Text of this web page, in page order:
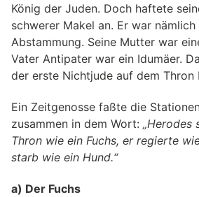
König der Juden. Doch haftete
schwerer Makel an. Er war
Abstammung. Seine Mutter war
Vater Antipater war ein Idumäer.
der erste Nichtjude auf dem Thron
Ein Zeitgenosse faßte die
zusammen in dem Wort: „Herodes
Thron wie ein Fuchs, er regierte
starb wie ein Hund.“
a) Der Fuchs